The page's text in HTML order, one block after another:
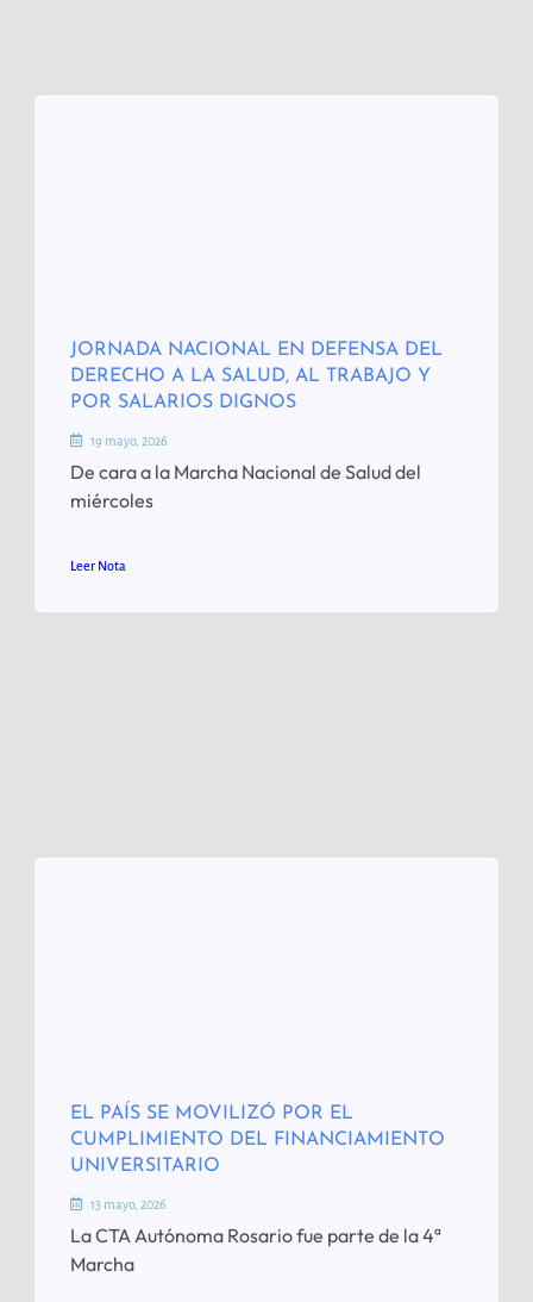
JORNADA NACIONAL EN DEFENSA DEL
DERECHO A LA SALUD, AL TRABAJO Y
POR SALARIOS DIGNOS
19 mayo, 2026
De cara a la Marcha Nacional de Salud del
miércoles
Leer Nota
EL PAÍS SE MOVILIZÓ POR EL
CUMPLIMIENTO DEL FINANCIAMIENTO
UNIVERSITARIO
13 mayo, 2026
La CTA Autónoma Rosario fue parte de la 4ª
Marcha